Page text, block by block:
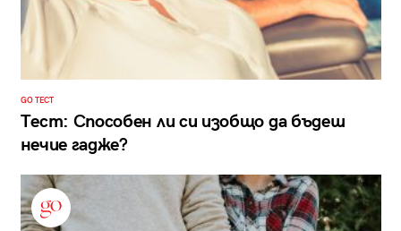
GO ТЕСТ
Тест: Способен ли си изобщо да бъдеш
нечие гадже?